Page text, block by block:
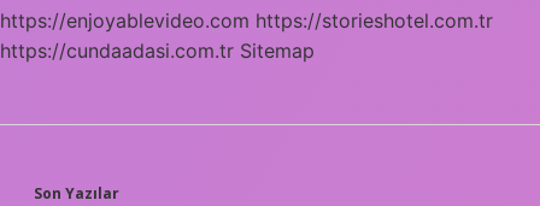
https://enjoyablevideo.com https://storieshotel.com.tr
https://cundaadasi.com.tr Sitemap
Son Yazılar